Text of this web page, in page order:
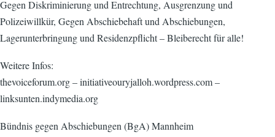
Gegen Diskriminierung und Entrechtung, Ausgrenzung und
Polizeiwillkür, Gegen Abschiebehaft und Abschiebungen,
Lagerunterbringung und Residenzpflicht – Bleiberecht für alle!
Weitere Infos:
thevoiceforum.org – initiativeouryjalloh.wordpress.com –
linksunten.indymedia.org
Bündnis gegen Abschiebungen (BgA) Mannheim